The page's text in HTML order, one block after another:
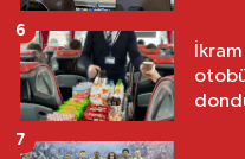
6
7